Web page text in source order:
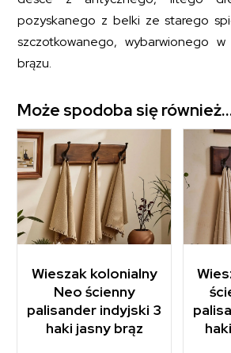
pozyskanego z belki ze starego
szczotkowanego, wybarwionego
brązu.
Może spodoba się
Wieszak kolonialny
Neo ścienny
palisander indyjski 3
haki jasny brąz